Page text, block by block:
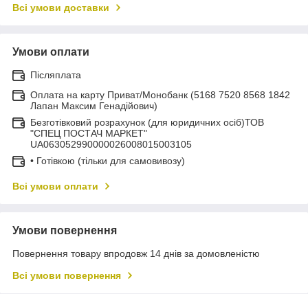
Всі умови доставки
Умови оплати
Післяплата
Оплата на карту Приват/Монобанк (5168 7520 8568 1842
Лапан Максим Генадійович)
Безготівковий розрахунок (для юридичних осіб)ТОВ
"СПЕЦ ПОСТАЧ МАРКЕТ"
UA063052990000026008015003105
• Готівкою (тільки для самовивозу)
Всі умови оплати
Умови повернення
Повернення товару впродовж 14 днів за домовленістю
Всі умови повернення